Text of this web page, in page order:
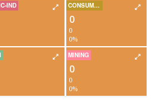
IND CONSUMER
0
0
0%
MINING
0
0
0%